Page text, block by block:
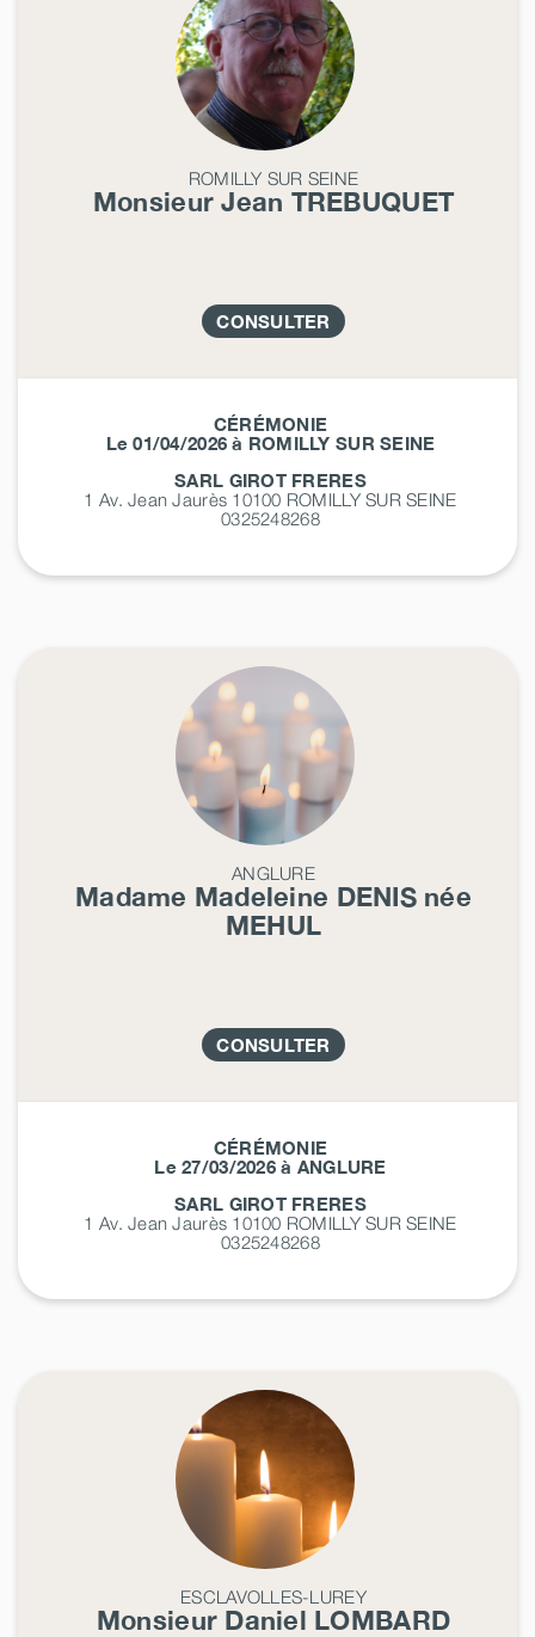
ROMILLY SUR SEINE
Monsieur Jean TREBUQUET
CONSULTER
CÉRÉMONIE
Le 01/04/2026 à ROMILLY SUR SEINE
SARL GIROT FRERES
1 Av. Jean Jaurès 10100 ROMILLY SUR SEINE
0325248268
ANGLURE
Madame Madeleine DENISnée
MEHUL
CONSULTER
CÉRÉMONIE
Le 27/03/2026 à ANGLURE
SARL GIROT FRERES
1 Av. Jean Jaurès 10100 ROMILLY SUR SEINE
0325248268
ESCLAVOLLES-LUREY
Monsieur Daniel LOMBARD